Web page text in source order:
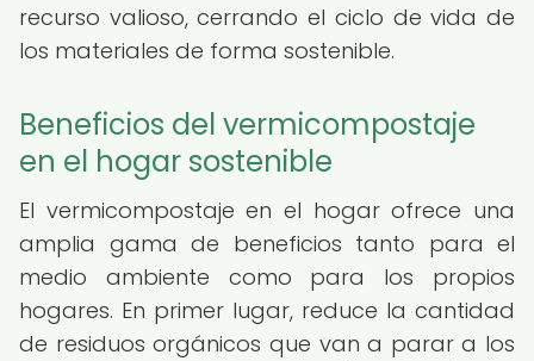
recurso valioso, cerrando el ciclo de vida de
los materiales de forma sostenible.
Beneficios del vermicompostaje
en el hogar sostenible
El vermicompostaje en el hogar ofrece una
amplia gama de beneficios tanto para el
medio ambiente como para los propios
hogares. En primer lugar, reduce la cantidad
de residuos orgánicos que van a parar a los